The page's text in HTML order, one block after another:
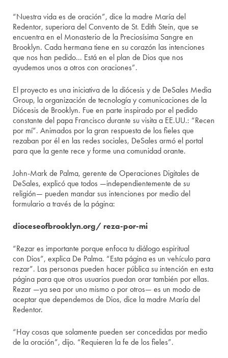
“Nuestra vida es de oración”, dice la madre María del
Redentor, superiora del Convento de St. Edith Stein, que se
encuentra en el Monasterio de la Preciosísima Sangre en
Brooklyn. Cada hermana tiene en su corazón las intenciones
que nos han pedido… Está en el plan de Dios que nos
ayudemos unos a otros con oraciones”.
El proyecto es una iniciativa de la diócesis y de DeSales Media
Group, la organización de tecnología y comunicaciones de la
Diócesis de Brooklyn. Fue en parte inspirado por el pedido
constante del papa Francisco durante su visita a EE.UU.: “Recen
por mí”. Animados por la gran respuesta de los fieles que
rezaban por él en las redes sociales, DeSales armó el portal
para que la gente rece y forme una comunidad orante.
John-Mark de Palma, gerente de Operaciones Digitales de
DeSales, explicó que todos —independientemente de su
religión— pueden mandar sus intenciones por medio del
formulario a través de la página:
dioceseofbrooklyn.org/ reza-por-mi
“Rezar es importante porque enfoca tu diálogo espiritual
con Dios”, explica De Palma. “Esta página es un vehículo para
rezar”. Las personas pueden hacer pública su intención en esta
página para que otros usuarios puedan orar también por ellas.
Rezar —ya sea por uno mismo o por otros— es un modo de
aceptar que dependemos de Dios, dice la madre María del
Redentor.
“Hay cosas que solamente pueden ser concedidas por medio
de la oración”, dijo. “Requieren la fe de los fieles”.